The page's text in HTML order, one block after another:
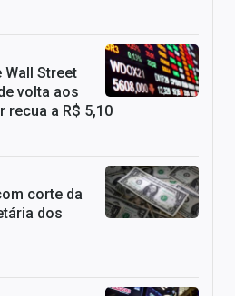
Wall Street
volta aos
recua a R$ 5,10
corte da
dos